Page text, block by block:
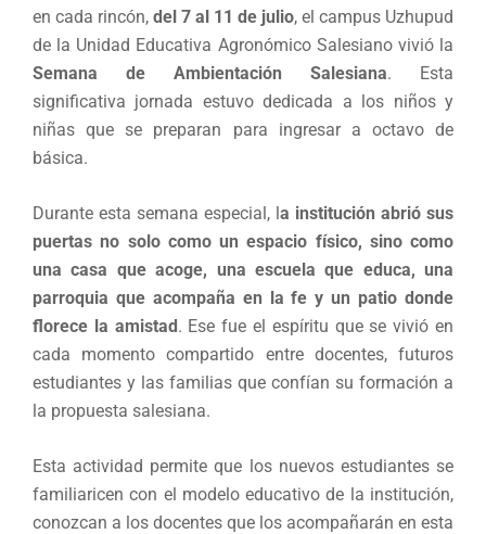
en cada rincón, del 7 al 11 de julio, el campus Uzhupud
de la Unidad Educativa Agronómico Salesiano vivió la
Semana de Ambientación Salesiana. Esta
significativa jornada estuvo dedicada a los niños y
niñas que se preparan para ingresar a octavo de
básica.
Durante esta semana especial, la institución abrió sus
puertas no solo como un espacio físico, sino como
una casa que acoge, una escuela que educa, una
parroquia que acompaña en la fe y un patio donde
florece la amistad. Ese fue el espíritu que se vivió en
cada momento compartido entre docentes, futuros
estudiantes y las familias que confían su formación a
la propuesta salesiana.
Esta actividad permite que los nuevos estudiantes se
familiaricen con el modelo educativo de la institución,
conozcan a los docentes que los acompañarán en esta